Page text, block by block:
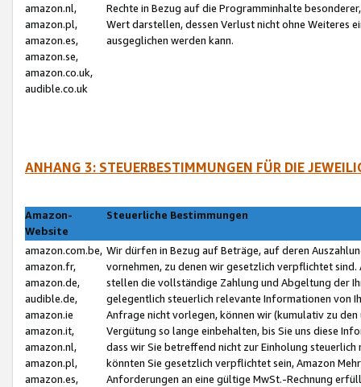
amazon.nl,
amazon.pl,
amazon.es,
amazon.se,
amazon.co.uk,
audible.co.uk
Rechte in Bezug auf die Programminhalte
Wert darstellen, dessen Verlust nicht ohne Weiteres
ausgeglichen werden kann.
ANHANG 3: STEUERBESTIMMUNGEN FÜR DIE
Amazon-
Website
Steuerliche Bestimmungen
amazon.com.be,
amazon.fr,
amazon.de,
audible.de,
amazon.ie
amazon.it,
amazon.nl,
amazon.pl,
amazon.es,
Wir dürfen in Bezug auf Beträge, auf deren
vornehmen, zu denen wir gesetzlich verpflichtet
stellen die vollständige Zahlung und Abgeltung der
gelegentlich steuerlich relevante Informationen von
Anfrage nicht vorlegen, können wir (kumulativ zu
Vergütung so lange einbehalten, bis Sie uns diese
dass wir Sie betreffend nicht zur Einholung
könnten Sie gesetzlich verpflichtet sein, Amazon
Anforderungen an eine gültige MwSt.-Rechnung